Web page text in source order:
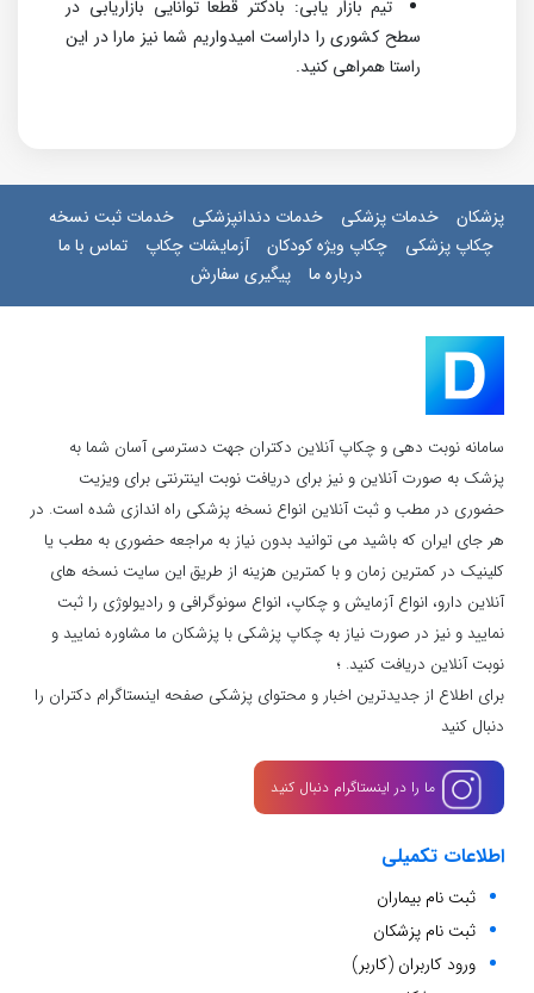
تیم بازار یابی: بادکتر قطعا توانایی بازاریابی در
سطح کشوری را داراست امیدواریم شما نیز مارا در این
راستا همراهی کنید.
پزشکان خدمات پزشکی خدمات دندانپزشکی
خدمات ثبت نسخه
چکاپ پزشکی
چکاپ ویژه کودکان آزمایشات چکاپ
تماس با ما
درباره ما
پیگیری سفارش
سامانه نوبت دهی و چکاپ آنلاین دکتران جهت دسترسی آسان شما به
پزشک به صورت آنلاین و نیز برای دریافت نوبت اینترنتی برای ویزیت
حضوری در مطب و ثبت آنلاین انواع نسخه پزشکی راه اندازی شده است. در
هر جای ایران که باشید می توانید بدون نیاز به مراجعه حضوری به مطب یا
کلینیک در کمترین زمان و با کمترین هزینه از طریق این سایت نسخه های
آنلاین دارو، انواع آزمایش و چکاپ، انواع سونوگرافی و رادیولوژی را ثبت
نمایید و نیز در صورت نیاز به چکاپ پزشکی با پزشکان ما مشاوره نمایید و
نوبت آنلاین دریافت کنید. ؛
برای اطلاع از جدیدترین اخبار و محتوای پزشکی صفحه اینستاگرام دکتران را
دنبال کنید
ما را در اینستاگرام دنبال کنید
اطلاعات تکمیلی
ثبت نام بیماران
ثبت نام پزشکان
ورود کاربران (کاربر)